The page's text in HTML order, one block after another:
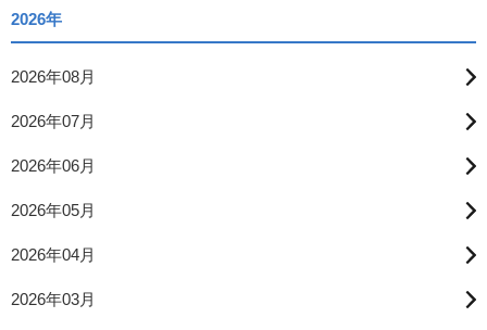
2026年
2026年08月
2026年07月
2026年06月
2026年05月
2026年04月
2026年03月